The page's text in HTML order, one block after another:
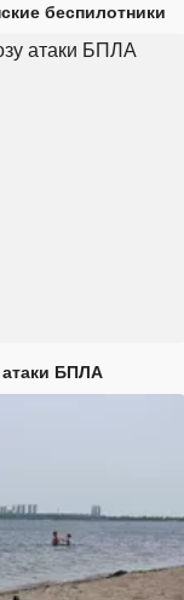
беспилотники
БПЛА